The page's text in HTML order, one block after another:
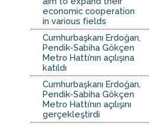
economic cooperation
in various fields
Cumhurbaşkanı Erdoğan,
Pendik-Sabiha Gökçen
Metro Hattı’nın açılışına
katıldı
Cumhurbaşkanı Erdoğan,
Pendik-Sabiha Gökçen
Metro Hattı’nın açılışını
gerçekleştirdi